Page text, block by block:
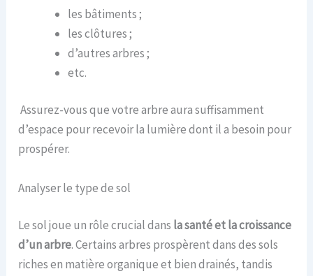
les bâtiments ;
les clôtures ;
d’autres arbres ;
etc.
Assurez-vous que votre arbre aura suffisamment
d’espace pour recevoir la lumière dont il a besoin pour
prospérer.
Analyser le type de sol
Le sol joue un rôle crucial dans la santé et la croissance
d’un arbre. Certains arbres prospèrent dans des sols
riches en matière organique et bien drainés, tandis